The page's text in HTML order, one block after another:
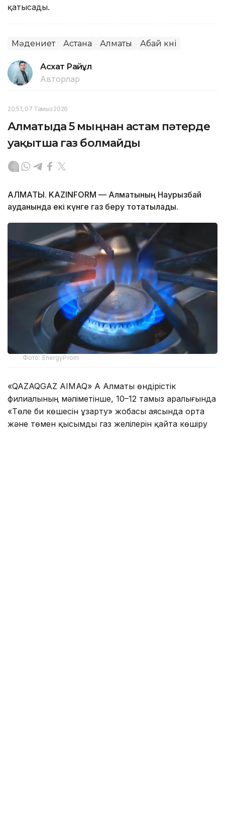
қатысады.
Мәдениет Астана Алматы Абай күні
Асхат Райқұл
Авторлар
20:51, 07 Тамыз 2026
Алматыда 5 мыңнан астам пәтерде
уақытша газ болмайды
АЛМАТЫ. KAZINFORM — Алматының Наурызбай
ауданында екі күнге газ беру тоқтатылады.
Фото: EnergyProm
«QAZAQGAZ AIMAQ» АҚ Алматы өндірістік
филиалының мәліметінше, 10–12 тамыз аралығында
«Төле би көшесін ұзарту» жобасы аясында орта
және төмен қысымды газ желілерін қайта көшіру